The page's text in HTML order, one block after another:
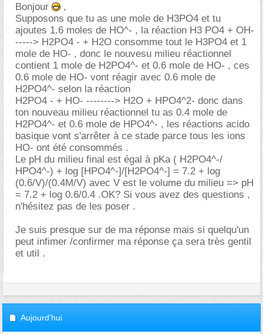
Bonjour
,
Supposons que tu as une mole de H3PO4 et tu
ajoutes 1.6 moles de HO^- , la réaction H3 PO4 + OH-
-----> H2PO4 - + H2O consomme tout le H3PO4 et 1
mole de HO- , donc le nouvesu milieu réactionnel
contient 1 mole de H2PO4^- et 0.6 mole de HO- , ces
0.6 mole de HO- vont réagir avec 0.6 mole de
H2PO4^- selon la réaction
H2PO4 - + HO- --------> H2O + HPO4^2- donc dans
ton nouveau milieu réactionnel tu as 0.4 mole de
H2PO4^- et 0.6 mole de HPO4^- , les réactions acido
basique vont s'arrêter à ce stade parce tous les ions
HO- ont été consommés .
Le pH du milieu final est égal à pKa ( H2PO4^-/
HPO4^-) + log [HPO4^-]/[H2PO4^-] = 7.2 + log
(0.6/V)/(0.4M/V) avec V est le volume du milieu => pH
= 7.2 + log 0.6/0.4 .OK? Si vous avez des questions ,
n'hésitez pas de les poser .
Je suis presque sur de ma réponse mais si quelqu'un
peut infimer /confirmer ma réponse ça sera très gentil
et util .
Aujourd'hui